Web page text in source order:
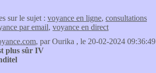
sur le sujet : voyance en ligne, consultations
par email, voyance en direct
, par Ourika , le 20-02-2024 09:36:49
plus sûr IV